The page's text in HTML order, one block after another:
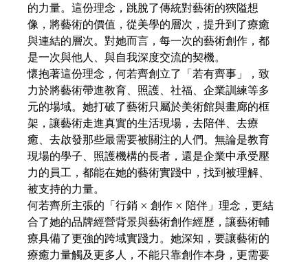
的力量。這份理念，跳脫了傳統對藝術的狹隘想
像，將藝術的價值，從美學的層次，提升到了療癒
與連結的層次。對她而言，每一次的藝術創作，都
是一次與他人、與自我深度交流的契機。
懷抱著這份理念，何若齊創立了「若有齊事」，致
力於將藝術帶進教育、照護、社福、企業訓練等多
元的場域。她打破了藝術只屬於美術館與畫廊的框
架，讓藝術走進真實的生活現場，去陪伴、去療
癒、去啟發那些最需要被關注的人們。無論是教育
現場的學子、照護機構的長者，還是企業中承受壓
力的員工，都能在她的藝術實踐中，找到被理解、
被支持的力量。
何若齊所主張的「行銷 × 創作 × 陪伴」理念，更結
合了她的品牌經營背景與藝術創作經歷，讓藝術輔
療具備了更強的跨域實踐力。她深知，要讓藝術的
療癒力量觸及更多人，不能只靠創作本身，更需要